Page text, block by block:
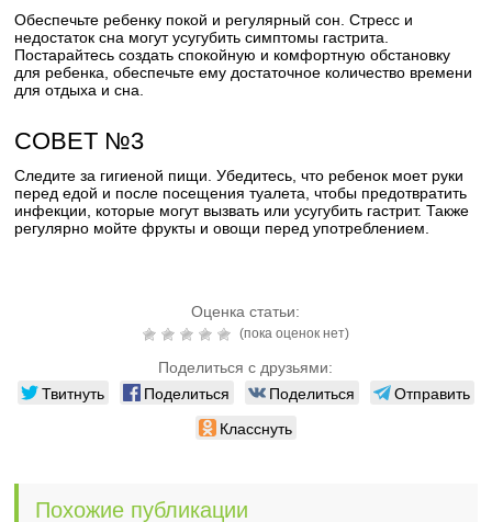
Обеспечьте ребенку покой и регулярный сон. Стресс и
недостаток сна могут усугубить симптомы гастрита.
Постарайтесь создать спокойную и комфортную обстановку
для ребенка, обеспечьте ему достаточное количество времени
для отдыха и сна.
СОВЕТ №3
Следите за гигиеной пищи. Убедитесь, что ребенок моет руки
перед едой и после посещения туалета, чтобы предотвратить
инфекции, которые могут вызвать или усугубить гастрит. Также
регулярно мойте фрукты и овощи перед употреблением.
Оценка статьи:
(пока оценок нет)
Поделиться с друзьями:
Твитнуть Поделиться Поделиться
Отправить
Класснуть
Похожие публикации